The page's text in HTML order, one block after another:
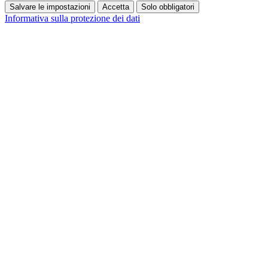
Salvare le impostazioni Accetta Solo obbligatori
Informativa sulla protezione dei dati